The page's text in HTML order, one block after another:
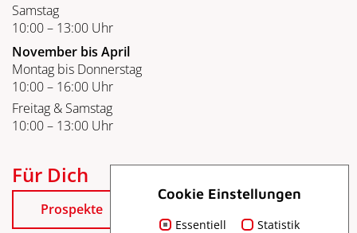
Samstag
10:00 – 13:00 Uhr
November bis April
Montag bis Donnerstag
10:00 – 16:00 Uhr
Freitag & Samstag
10:00 – 13:00 Uhr
Für Dich
Prospekte
Cookie Einstellungen
Essentiell Statistik